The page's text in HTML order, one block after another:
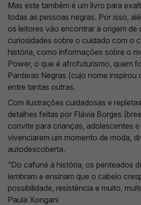
Mas este também é um livro para
todas as pessoas negras. Por isso,
os leitores vão encontrar a origem de
curiosidades sobre o cuidado com o
história, como informações sobre o
Power, o que é afrofuturismo, quem
Panteras Negras (cujo nome inspirou
entre tantas outras.
Com ilustrações cuidadosas e
detalhes feitas por Flávia Borges
convite para crianças, adolescentes
vivenciarem um momento de moda,
autodescoberta.
“Do cafuné à história, os penteados
lembram e ensinam que o cabelo
possibilidade, resistência e muito,
Paula Xongani